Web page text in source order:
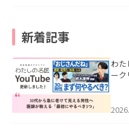
新着記事
わた
ー
た。